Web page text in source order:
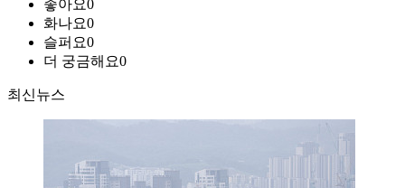
좋아요0
화나요0
슬퍼요0
더 궁금해요0
최신뉴스